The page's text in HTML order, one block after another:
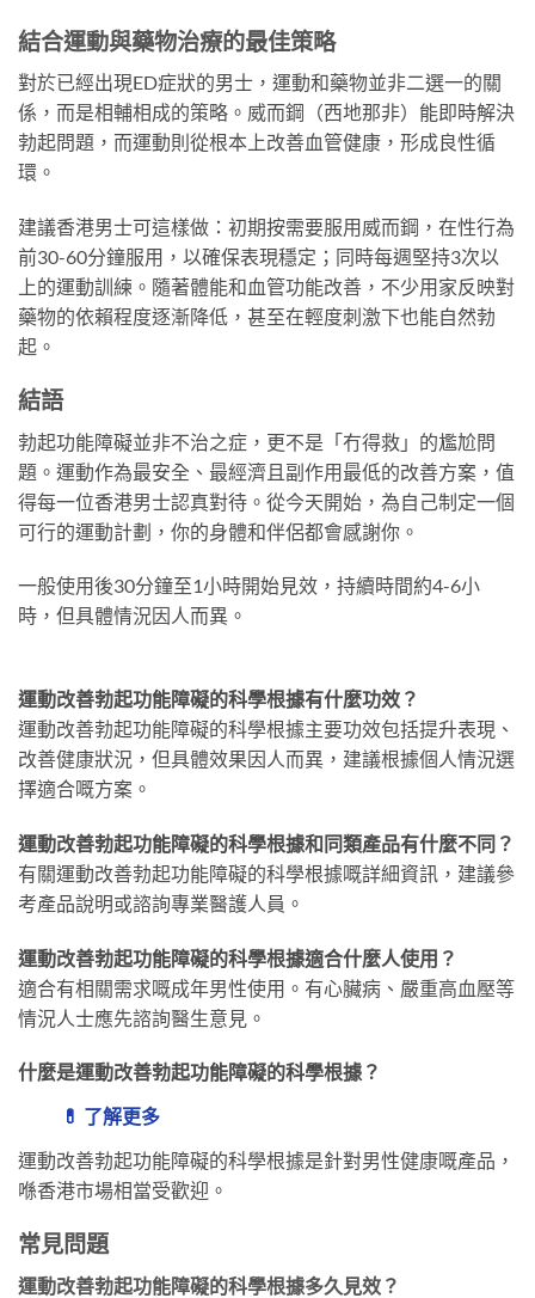
結合運動與藥物治療的最佳策略
對於已經出現ED症狀的男士，運動和藥物並非二選一的關
係，而是相輔相成的策略。威而鋼（西地那非）能即時解決
勃起問題，而運動則從根本上改善血管健康，形成良性循
環。
建議香港男士可這樣做：初期按需要服用威而鋼，在性行為
前30-60分鐘服用，以確保表現穩定；同時每週堅持3次以
上的運動訓練。隨著體能和血管功能改善，不少用家反映對
藥物的依賴程度逐漸降低，甚至在輕度刺激下也能自然勃
起。
結語
勃起功能障礙並非不治之症，更不是「冇得救」的尷尬問
題。運動作為最安全、最經濟且副作用最低的改善方案，值
得每一位香港男士認真對待。從今天開始，為自己制定一個
可行的運動計劃，你的身體和伴侶都會感謝你。
一般使用後30分鐘至1小時開始見效，持續時間約4-6小
時，但具體情況因人而異。
運動改善勃起功能障礙的科學根據有什麼功效？
運動改善勃起功能障礙的科學根據主要功效包括提升表現、
改善健康狀況，但具體效果因人而異，建議根據個人情況選
擇適合嘅方案。
運動改善勃起功能障礙的科學根據和同類產品有什麼不同？
有關運動改善勃起功能障礙的科學根據嘅詳細資訊，建議參
考產品說明或諮詢專業醫護人員。
運動改善勃起功能障礙的科學根據適合什麼人使用？
適合有相關需求嘅成年男性使用。有心臟病、嚴重高血壓等
情況人士應先諮詢醫生意見。
什麼是運動改善勃起功能障礙的科學根據？
💊 了解更多
運動改善勃起功能障礙的科學根據是針對男性健康嘅產品，
喺香港市場相當受歡迎。
常見問題
運動改善勃起功能障礙的科學根據多久見效？